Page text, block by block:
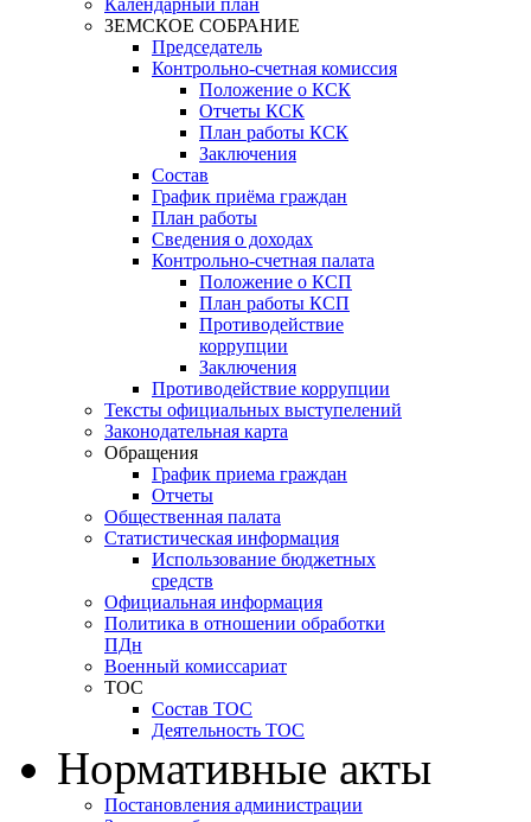
ЗЕМСКОЕ СОБРАНИЕ
Председатель
Контрольно-счетная комиссия
Положение о КСК
Отчеты КСК
План работы КСК
Заключения
Состав
График приёма граждан
План работы
Сведения о доходах
Контрольно-счетная палата
Положение о КСП
План работы КСП
Противодействие
коррупции
Заключения
Противодействие коррупции
Тексты официальных выступелений
Законодательная карта
Обращения
График приема граждан
Отчеты
Общественная палата
Статистическая информация
Использование бюджетных
средств
Официальная информация
Политика в отношении обработки
ПДн
Военный комиссариат
ТОС
Состав ТОС
Деятельность ТОС
Нормативные акты
Постановления администрации